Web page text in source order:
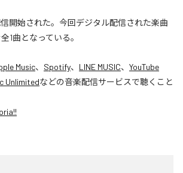
信開始された。今回デジタル配信された楽曲
1曲となっている。
Music、 Spotify、 LINE MUSIC、 YouTube
Unlimitedなどの音楽配信サービスで聴くこと